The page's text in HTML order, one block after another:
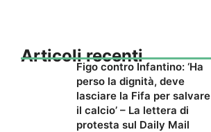
Articoli recenti
Figo contro Infantino: ‘Ha
perso la dignità, deve
lasciare la Fifa per salvare
il calcio’ – La lettera di
protesta sul Daily Mail